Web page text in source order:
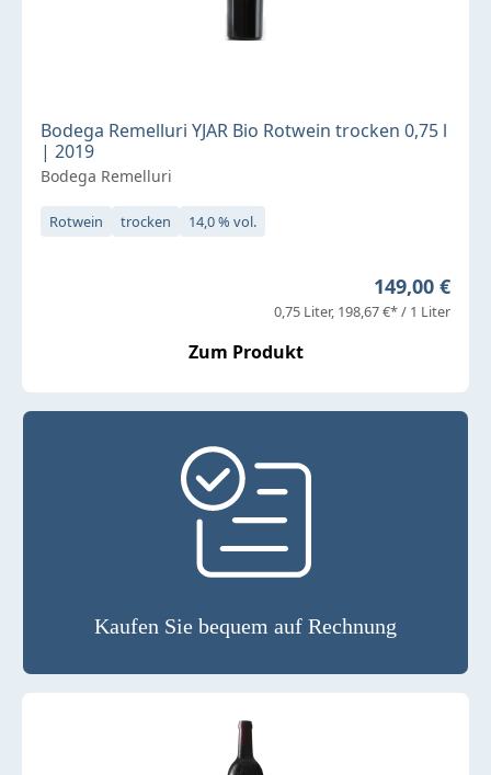
Bodega Remelluri YJAR Bio Rotwein trocken 0,75 l
| 2019
Bodega Remelluri
Rotwein trocken 14,0 % vol.
Regulärer
149,00 €
0,75 Liter 198,67 €* / 1 Liter
Zum Produkt
Kaufen Sie bequem auf Rechnung